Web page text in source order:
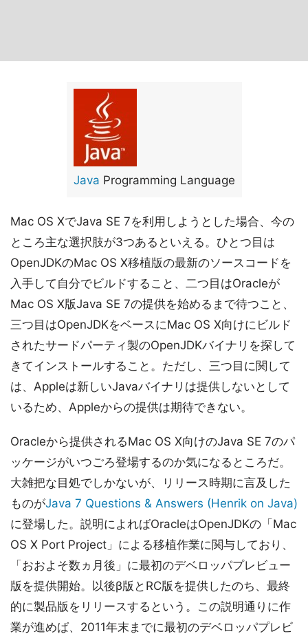
Java Programming Language
Mac OS XでJava SE 7を利用しようとした場合、今の
ところ主な選択肢が3つあるといえる。ひとつ目は
OpenJDKのMac OS X移植版の最新のソースコードを
入手して自分でビルドすること、二つ目はOracleが
Mac OS X版Java SE 7の提供を始めるまで待つこと、
三つ目はOpenJDKをベースにMac OS X向けにビルド
されたサードパーティ製のOpenJDKバイナリを探して
きてインストールすること。ただし、三つ目に関して
は、Appleは新しいJavaバイナリは提供しないとして
いるため、Appleからの提供は期待できない。
Oracleから提供されるMac OS X向けのJava SE 7のパ
ッケージがいつごろ登場するのか気になるところだ。
大雑把な目処でしかないが、リリース時期に言及した
ものがJava 7 Questions & Answers (Henrik on Java)
に登場した。説明によればOracleはOpenJDKの「Mac
OS X Port Project」による移植作業に関与しており、
「おおよそ数ヵ月後」に最初のデベロッパプレビュー
版を提供開始。以後β版とRC版を提供したのち、最終
的に製品版をリリースするという。この説明通りに作
業が進めば、2011年末までに最初のデベロッパプレビ